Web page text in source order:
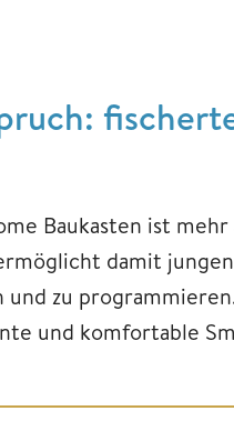
Baukasten ist
damit
und zu
und komfortable